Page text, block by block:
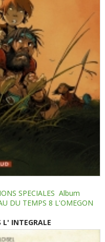
SPECIALES Album
DU TEMPS 8 L'OMEGON
L' INTEGRALE